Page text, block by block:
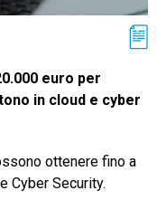
euro per
in cloud e cyber
ottenere fino a
Cyber Security.